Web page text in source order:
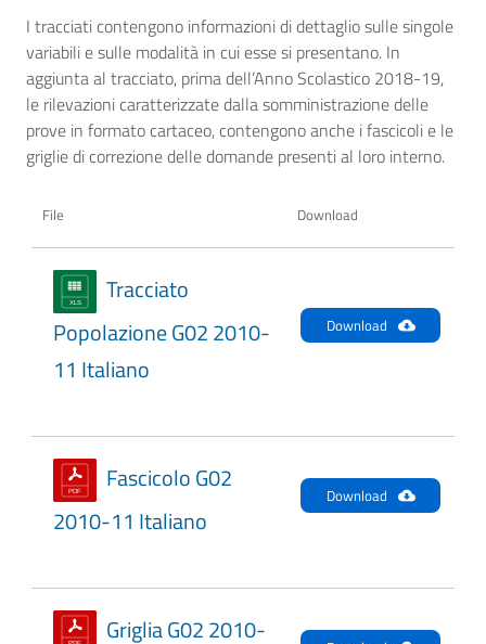
I tracciati contengono informazioni di dettaglio sulle singole
variabili e sulle modalità in cui esse si presentano. In
aggiunta al tracciato, prima dell’Anno Scolastico 2018-19,
le rilevazioni caratterizzate dalla somministrazione delle
prove in formato cartaceo, contengono anche i fascicoli e le
griglie di correzione delle domande presenti al loro interno.
File Download
Tracciato
Popolazione G02 2010-
11 Italiano
Download
Fascicolo G02
2010-11 Italiano
Download
Griglia G02 2010-